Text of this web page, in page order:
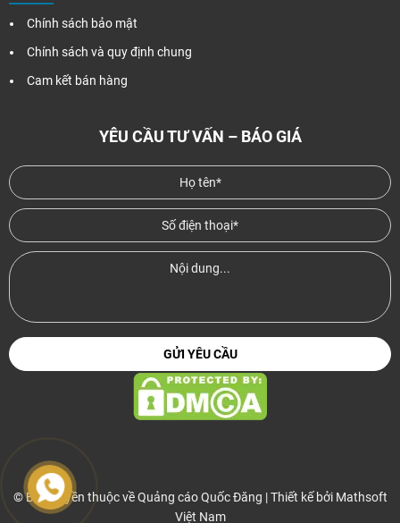
Chính sách bảo mật
Chính sách và quy định chung
Cam kết bán hàng
YÊU CẦU TƯ VẤN – BÁO GIÁ
© Bản quyền thuộc về Quảng cáo Quốc Đăng | Thiết kế bởi Mathsoft
Việt Nam